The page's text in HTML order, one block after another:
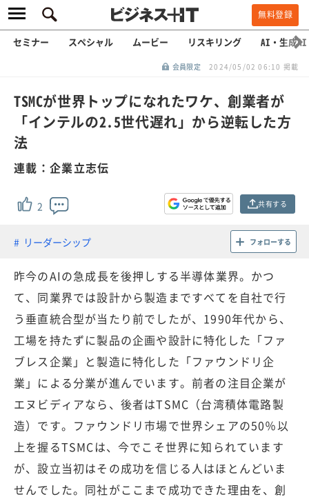
無料登録
セミナー スペシャル ムービー リスキリング AI・生成AI
会員限定 2024/05/02 06:10 掲載
TSMCが世界トップになれたワケ、創業者が
「インテルの2.5世代遅れ」から逆転した方
法
連載：企業立志伝
2 共有する
リーダーシップ フォローする
昨今のAIの急成長を後押しする半導体業界。かつ
て、同業界では設計から製造まですべてを自社で行
う垂直統合型が当たり前でしたが、1990年代から、
工場を持たずに製品の企画や設計に特化した「ファ
ブレス企業」と製造に特化した「ファウンドリ企
業」による分業が進んでいます。前者の注目企業が
エヌビディアなら、後者はTSMC（台湾積体電路製
造）です。ファウンドリ市場で世界シェアの50％以
上を握るTSMCは、今でこそ世界に知られています
が、設立当初はその成功を信じる人はほとんどいま
せんでした。同社がここまで成功できた理由を、創